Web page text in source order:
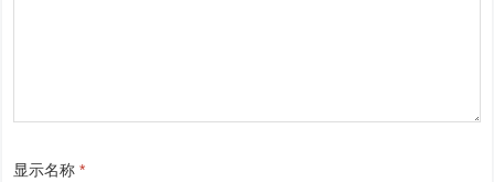
显示名称*